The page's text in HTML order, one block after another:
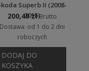
Superb II (2008-
2015)
200,49 zł Brutto
Dostawa: od 1 do 2 dni
roboczych
DODAJ DO
KOSZYKA